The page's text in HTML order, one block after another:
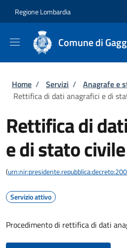
Regione Lombardia
Comune di
Briciole di pane
Home / Servizi / Anagrafe e
Rettifica di dati anagrafici e di
Rettifica di
e di stato civile
(
Servizio attivo
Procedimento di rettifica di dati